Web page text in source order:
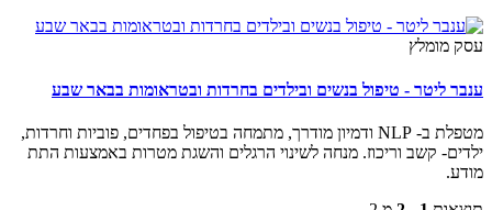
עסק מומלץ
ענבר ליטר - טיפול בנשים ובילדים בחרדות ובטראומות בבאר שבע
מטפלת ב- NLP ודמיון מודרך, מתמחה בטיפול בפחדים, פוביות וחרדות,
ילדים- קשב וריכוז. מנחה לשינוי הרגלים והשגת מטרות באמצעות התת
מודע.